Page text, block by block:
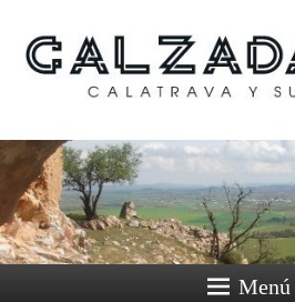
Calzada de
su
Menú